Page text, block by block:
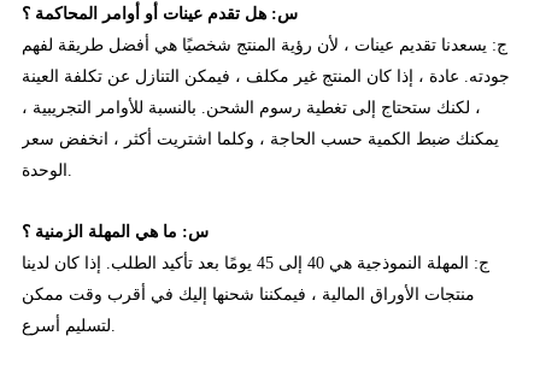
س: هل تقدم عينات أو أوامر المحاكمة ؟
ج: يسعدنا تقديم عينات ، لأن رؤية المنتج شخصيًا هي أفضل طريقة لفهم
جودته. عادة ، إذا كان المنتج غير مكلف ، فيمكن التنازل عن تكلفة العينة
، لكنك ستحتاج إلى تغطية رسوم الشحن. بالنسبة للأوامر التجريبية ،
يمكنك ضبط الكمية حسب الحاجة ، وكلما اشتريت أكثر ، انخفض سعر
الوحدة.
س: ما هي المهلة الزمنية ؟
ج: المهلة النموذجية هي 40 إلى 45 يومًا بعد تأكيد الطلب. إذا كان لدينا
منتجات الأوراق المالية ، فيمكننا شحنها إليك في أقرب وقت ممكن
لتسليم أسرع.